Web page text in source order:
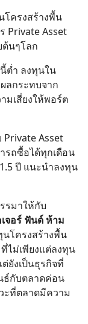
โครงสร้างพื้น
Private Asset
นๆโลก
ต่ำ ลงทุนใน
ลกระทบจาก
มเสี่ยงให้พอร์ต
Private Asset
รถซื้อได้ทุกเดือน
ปี แนะนำลงทุน
รมาให้กับ
จอร์ ฟันด์ ห้าม
นโครงสร้างพื้น
ไม่เพียงแต่ลงทุน
ยังเป็นธุรกิจที่
ธ์กับตลาดค่อน
ะที่ตลาดมีความ